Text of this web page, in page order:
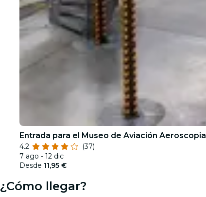
Entrada para el Museo de Aviación Aeroscopia
4.2
(37)
7 ago - 12 dic
Desde 11,95 €
¿Cómo llegar?